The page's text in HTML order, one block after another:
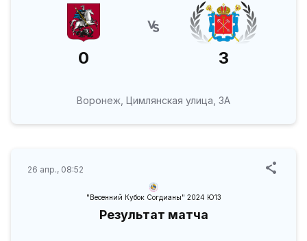
0 3
Воронеж, Цимлянская улица, 3А
26 апр., 08:52
"Весенний Кубок Согдианы" 2024 Ю13
Результат матча